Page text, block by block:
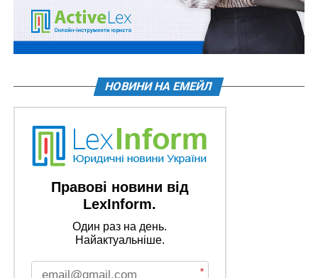
НАСТУПНА
Гроші люблять тишу, податки – прозорість та
150 млн доларів на протидію пандемії
НОВИНИ НА ЕМЕЙЛ
Правові новини від
LexInform.
Один раз на день.
Найактуальніше.
*